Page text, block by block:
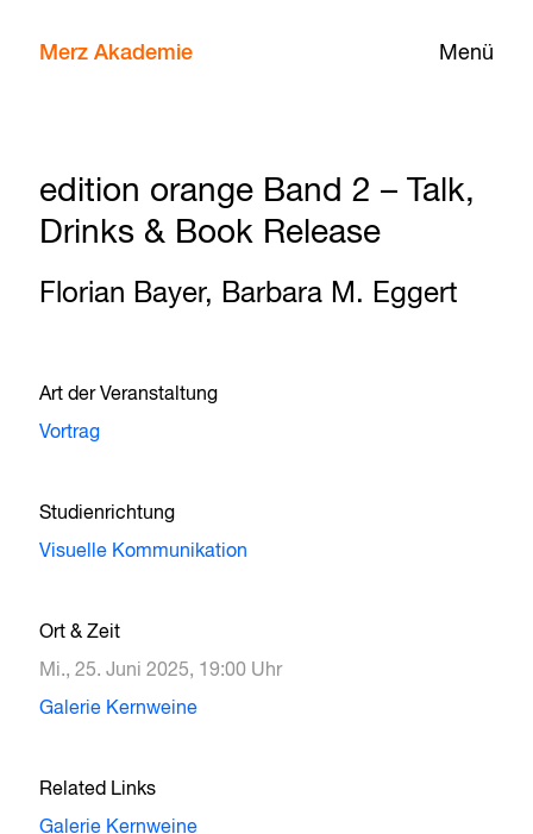
Menü
Merz Akademie
edition orange Band 2 – Talk,
Drinks & Book Release
Florian Bayer, Barbara M. Eggert
Art der Veranstaltung
Vortrag
Studienrichtung
Visuelle Kommunikation
Ort & Zeit
Mi., 25. Juni 2025, 19:00 Uhr
Galerie Kernweine
Related Links
Galerie Kernweine